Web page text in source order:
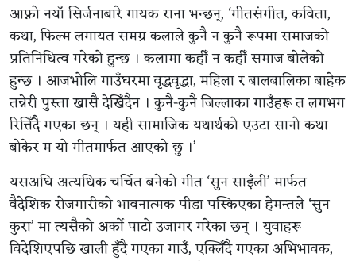
आफ्नो नयाँ सिर्जनाबारे गायक राना भन्छन्, ‘गीतसंगीत, कविता,
कथा, फिल्म लगायत समग्र कलाले कुनै न कुनै रूपमा समाजको
प्रतिनिधित्व गरेको हुन्छ । कलामा कहीँ न कहीँ समाज बोलेको
हुन्छ । आजभोलि गाउँघरमा वृद्धवृद्धा, महिला र बालबालिका बाहेक
तन्नेरी पुस्ता खासै देखिँदैन । कुनै-कुनै जिल्लाका गाउँहरू त लगभग
रित्तिँदै गएका छन् । यही सामाजिक यथार्थको एउटा सानो कथा
बोकेर म यो गीतमार्फत आएको छु ।’
यसअघि अत्यधिक चर्चित बनेको गीत ‘सुन साइँली’ मार्फत
वैदेशिक रोजगारीको भावनात्मक पीडा पस्किएका हेमन्तले ‘सुन
कुरा’ मा त्यसैको अर्को पाटो उजागर गरेका छन् । युवाहरू
विदेशिएपछि खाली हुँदै गएका गाउँ, एक्लिँदै गएका अभिभावक,